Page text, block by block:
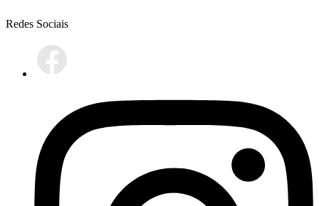
Redes Sociais